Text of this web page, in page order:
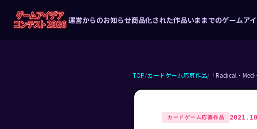
運営からのお知らせ商品化された作品いままでのゲームア
TOP/カードゲーム応募作品/ 「Radical・
カードゲーム応募作品